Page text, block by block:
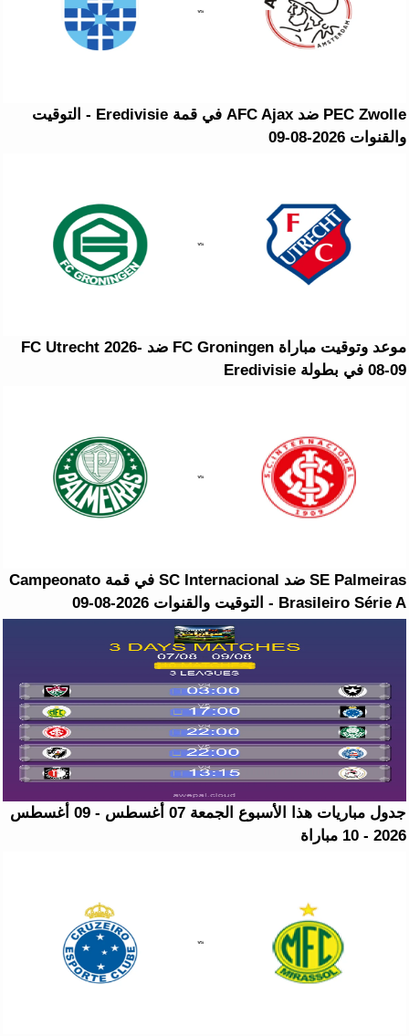
PEC Zwolle ضد AFC Ajax في قمة Eredivisie - التوقيت
والقنوات 2026-08-09
موعد وتوقيت مباراة FC Groningen ضد FC Utrecht 2026-
08-09 في بطولة Eredivisie
SE Palmeiras ضد SC Internacional في قمة Campeonato
Brasileiro Série A - التوقيت والقنوات 2026-08-09
جدول مباريات هذا الأسبوع الجمعة 07 أغسطس - 09 أغسطس
2026 - 10 مباراة